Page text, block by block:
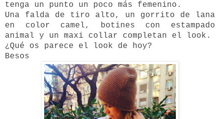
tenga un punto un poco más femenino.
Una falda de tiro alto, un gorrito de lana
en color camel, botines con estampado
animal y un maxi collar completan el look.
¿Qué os parece el look de hoy?
Besos